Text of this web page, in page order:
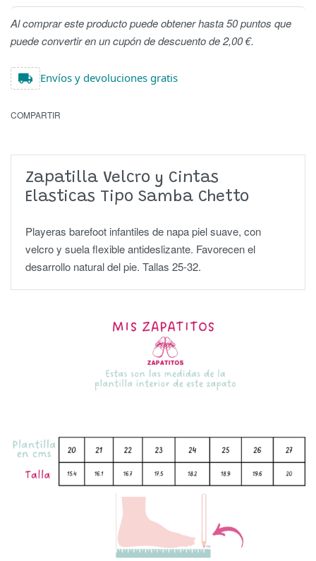
Al comprar este producto puede obtener hasta 50 puntos que
puede convertir en un cupón de descuento de 2,00 €.
Envíos y devoluciones gratis
COMPARTIR
Zapatilla Velcro y Cintas
Elasticas Tipo Samba Chetto
Playeras barefoot infantiles de napa piel suave, con
velcro y suela flexible antideslizante. Favorecen el
desarrollo natural del pie. Tallas 25-32.